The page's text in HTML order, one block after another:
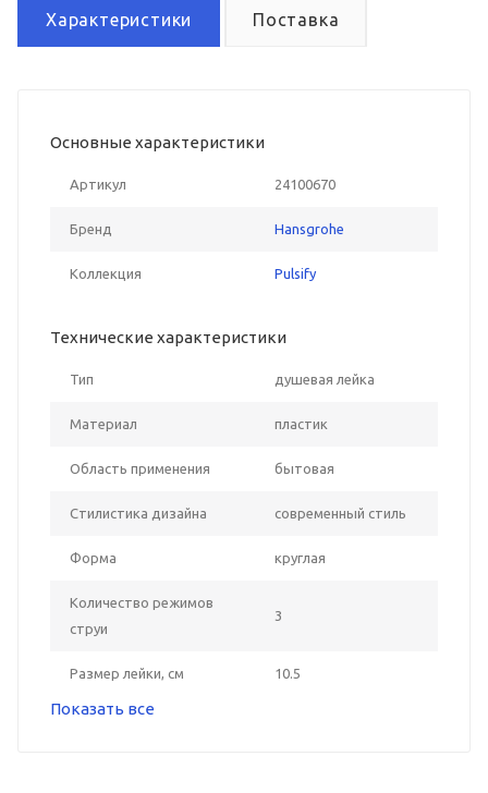
Характеристики Поставка
Основные характеристики
Артикул 24100670
Бренд Hansgrohe
Коллекция Pulsify
Технические характеристики
Тип душевая лейка
Материал пластик
Область применения бытовая
Стилистика дизайна современный стиль
Форма круглая
Количество режимов
струи
3
Размер лейки, см 10.5
Показать все